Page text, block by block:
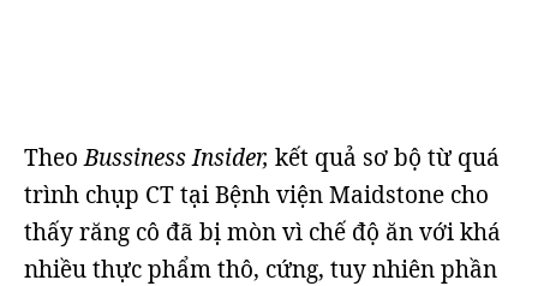
TheoBussiness Insider, kết quả sơ bộ từ quá
trình chụp CT tại Bệnh viện Maidstone cho
thấy răng cô đã bị mòn vì chế độ ăn với khá
nhiều thực phẩm thô, cứng, tuy nhiên phần